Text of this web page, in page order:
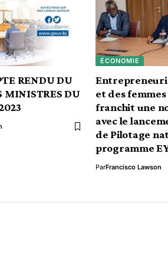
RENDU DU
MINISTRES DU
ÉCONOMIE
et des femmes
franchit une
avec le
de Pilotage
programme
ParFrancisco Lawson